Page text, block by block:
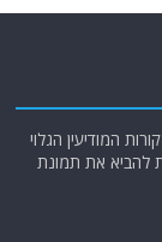
המודיעין הגלוי
להביא את תמונת